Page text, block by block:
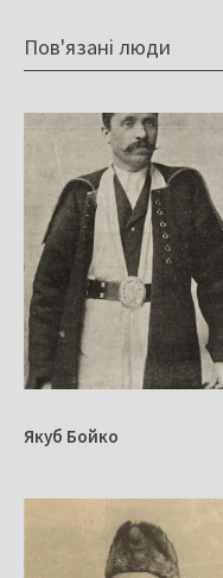
Пов'язані люди
Якуб Бойко